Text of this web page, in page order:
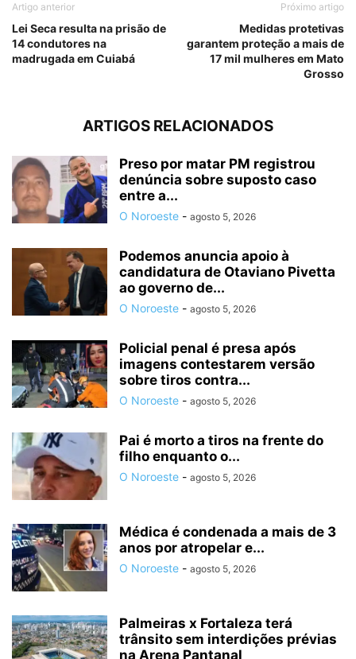
Artigo anterior
Lei Seca resulta na prisão de
14 condutores na
madrugada em Cuiabá
Próximo artigo
Medidas protetivas
garantem proteção a mais de
17 mil mulheres em Mato
Grosso
ARTIGOS RELACIONADOS
Preso por matar PM registrou
denúncia sobre suposto caso
entre a...
O Noroeste - agosto 5, 2026
Podemos anuncia apoio à
candidatura de Otaviano Pivetta
ao governo de...
O Noroeste - agosto 5, 2026
Policial penal é presa após
imagens contestarem versão
sobre tiros contra...
O Noroeste - agosto 5, 2026
Pai é morto a tiros na frente do
filho enquanto o...
O Noroeste - agosto 5, 2026
Médica é condenada a mais de 3
anos por atropelar e...
O Noroeste - agosto 5, 2026
Palmeiras x Fortaleza terá
trânsito sem interdições prévias
na Arena Pantanal